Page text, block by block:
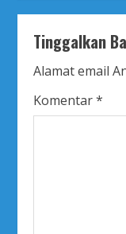
t
i
n
u
Tinggalkan
Alamat email
Komentar*